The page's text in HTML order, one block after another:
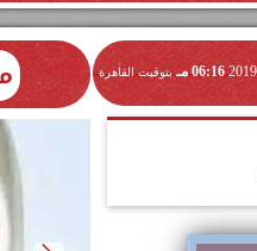
06:16 مـ بتوقيت القاهرة